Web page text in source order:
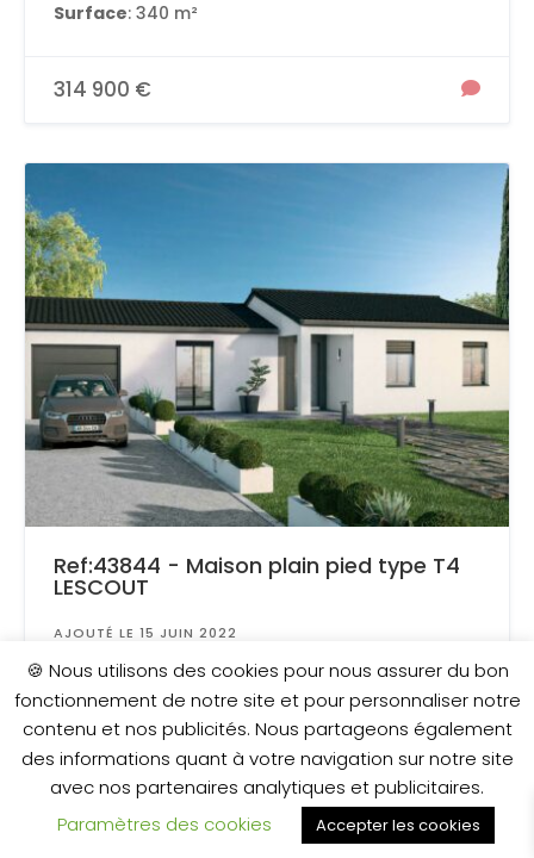
Surface: 340 m²
314 900 €
Ref:43844 - Maison plain pied type T4
LESCOUT
AJOUTÉ LE 15 JUIN 2022
Surface: 726 m²
170 000 €
🍪 Nous utilisons des cookies pour nous assurer du bon
fonctionnement de notre site et pour personnaliser notre
contenu et nos publicités. Nous partageons également
des informations quant à votre navigation sur notre site
avec nos partenaires analytiques et publicitaires.
Paramètres des cookies
Accepter les cookies